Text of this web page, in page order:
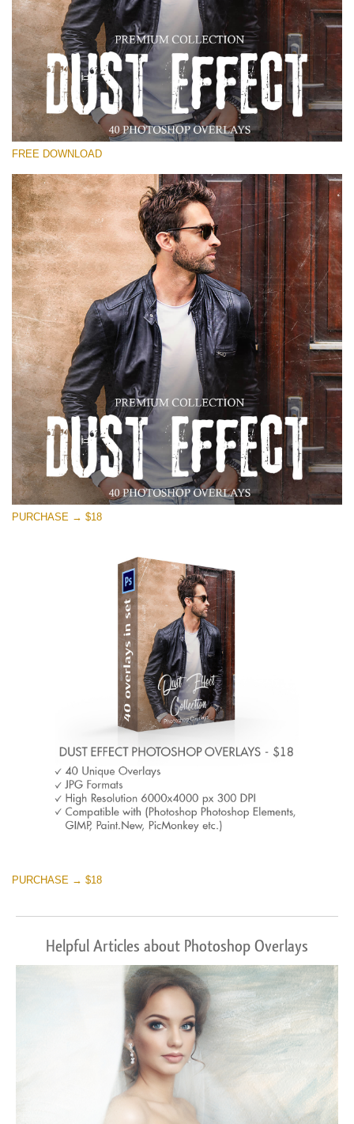
Please select
Free Photoshop Overlay
Small 800*533px
Dust Effect
(40 Overlays)
Entire Collection
(1783 Overlays)
Large 6000*4000px
Free download
FREE DOWNLOAD
PURCHASE → $18
PURCHASE → $18
Helpful Articles about Photoshop Overlays